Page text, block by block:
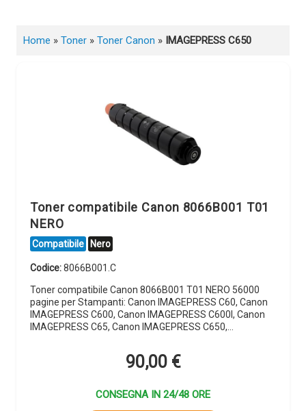
Home » Toner » Toner Canon » IMAGEPRESS C650
Toner compatibile Canon 8066B001 T01
NERO
Compatibile Nero
Codice:8066B001.C
Toner compatibile Canon 8066B001 T01 NERO 56000
pagine per Stampanti: Canon IMAGEPRESS C60, Canon
IMAGEPRESS C600, Canon IMAGEPRESS C600I, Canon
IMAGEPRESS C65, Canon IMAGEPRESS C650,…
90,00 €
CONSEGNA IN 24/48 ORE